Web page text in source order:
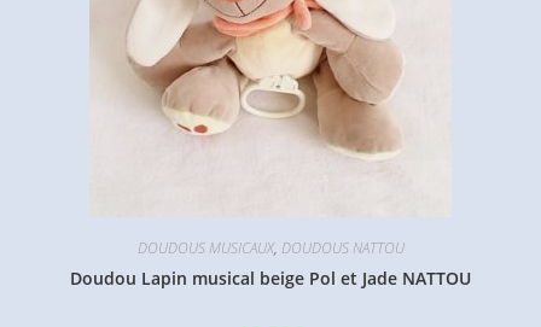
DOUDOUS MUSICAUX, DOUDOUS NATTOU
Doudou Lapin musical beige Pol et Jade NATTOU